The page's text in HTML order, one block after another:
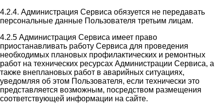
4.2.4. Администрация Сервиса обязуется не передавать
персональные данные Пользователя третьим лицам.
4.2.5 Администрация Сервиса имеет право
приостанавливать работу Сервиса для проведения
необходимых плановых профилактических и ремонтных
работ на технических ресурсах Администрации Сервиса, а
также внеплановых работ в аварийных ситуациях,
уведомляя об этом Пользователя, если технически это
представляется возможным, посредством размещения
соответствующей информации на сайте.